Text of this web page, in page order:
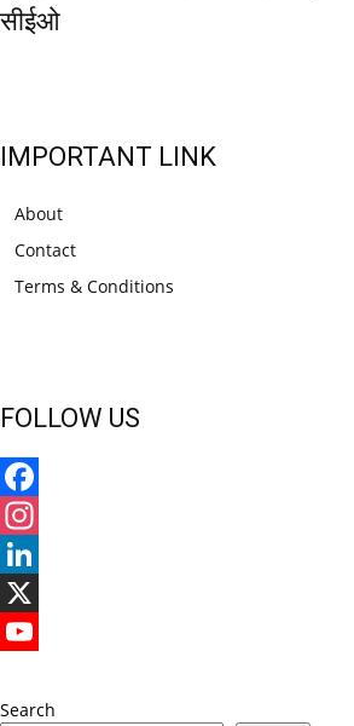
सीईओ
IMPORTANT LINK
About
Contact
Terms & Conditions
FOLLOW US
Facebook
Instagram
LinkedIn
X
Search